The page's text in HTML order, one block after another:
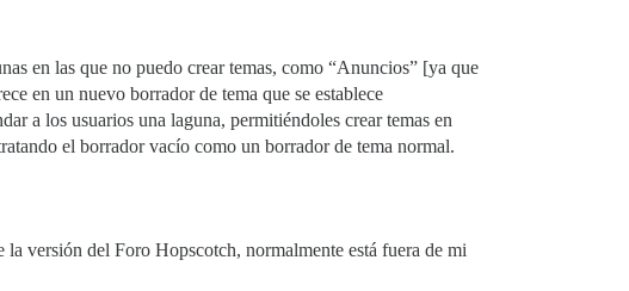
en las que no puedo crear temas, como “Anuncios” [ya que
en un nuevo borrador de tema que se establece
a los usuarios una laguna, permitiéndoles crear temas en
el borrador vacío como un borrador de tema normal.
versión del Foro Hopscotch, normalmente está fuera de mi